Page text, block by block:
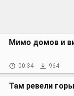
Мимо домов и
00:34 964
Там ревели